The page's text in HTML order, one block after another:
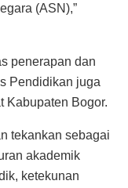
(ASN),”
penerapan dan
Pendidikan juga
Kabupaten Bogor.
tekankan sebagai
akademik
ketekunan